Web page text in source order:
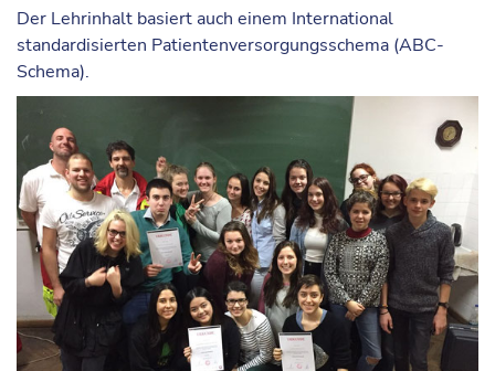
Der Lehrinhalt basiert auch einem International
standardisierten Patientenversorgungsschema (ABC-
Schema).